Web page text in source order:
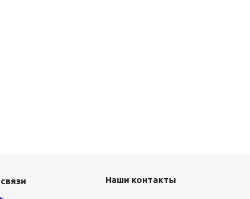
Наши контакты